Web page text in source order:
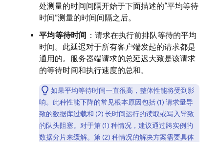
处测量的时间间隔开始于下面描述的“平均等待
时间”测量的时间间隔之后。
平均等待时间 ：请求在执行前排队等待的平均
时间。此延迟对于所有客户端发起的请求都是
通用的。服务器端请求的总延迟大致是该请求
的等待时间和执行速度的总和。
如果平均等待时间一直很高，整体性能将受到影
响。此种性能下降的常见根本原因包括 (1) 请求量导
致的数据库过载和 (2) 长时间运行的读取或写入导致
的队头阻塞。对于第 (1) 种情况，建议通过跨实例的
数据分片来缓解。第 (2) 种情况的解决方案需要具体